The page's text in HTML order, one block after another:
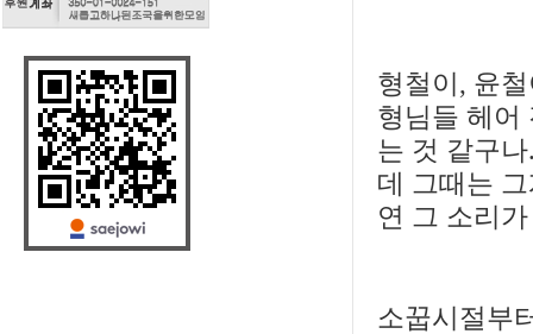
형철이, 윤
형님들 헤어
는 것 같구
데 그때는
연 그 소리
소꿉시절부